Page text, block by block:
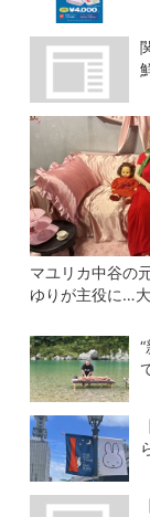
マユリカ中谷の
ゆりが主役に…
展」開催、コン
たちのお茶会”